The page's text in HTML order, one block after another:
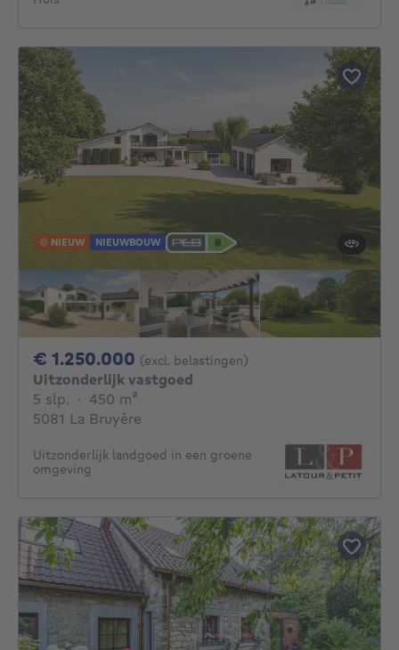
NIEUW NIEUWBOUW
€ 1.250.000 1250000€
(excl. belastingen)
Uitzonderlijk vastgoed
5 slp. 5 slaapkamers
· 450 m²
5081 La Bruyère
Uitzonderlijk landgoed in een groene
omgeving